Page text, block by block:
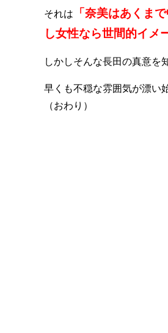
それは
「奈美はあくま
し女性なら世間的イメ
しかしそんな長田の真意を
早くも不穏な雰囲気が漂い
（おわり）